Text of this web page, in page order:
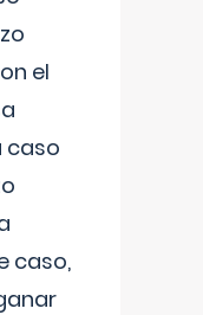
el
caso
caso,